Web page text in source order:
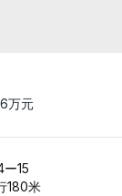
万元
15
180米